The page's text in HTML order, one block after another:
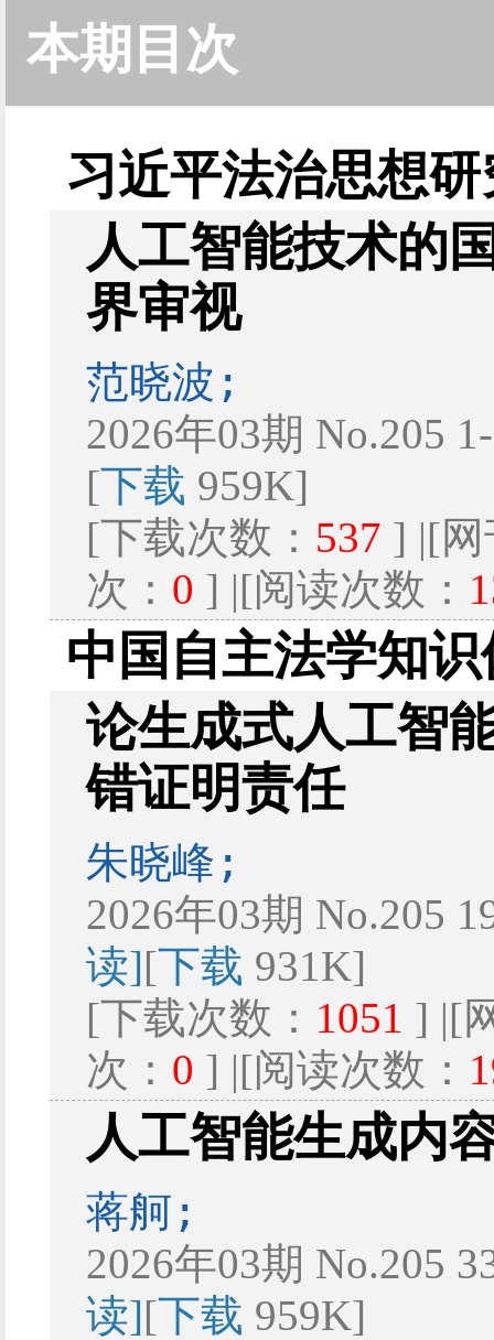
本期目次
习近平法治思想研
人工智能技术的
界审视
范晓波;
2026年03期 No.205
[下载 959K]
[下载次数： 537 ] |[
次： 0 ] |[阅读次数：
中国自主法学知
论生成式人工智
错证明责任
朱晓峰;
2026年03期 No.205
读][下载 931K]
[下载次数： 1051 ] |[
次： 0 ] |[阅读次数：
人工智能生成内
蒋舸;
2026年03期 No.205
读][下载 959K]